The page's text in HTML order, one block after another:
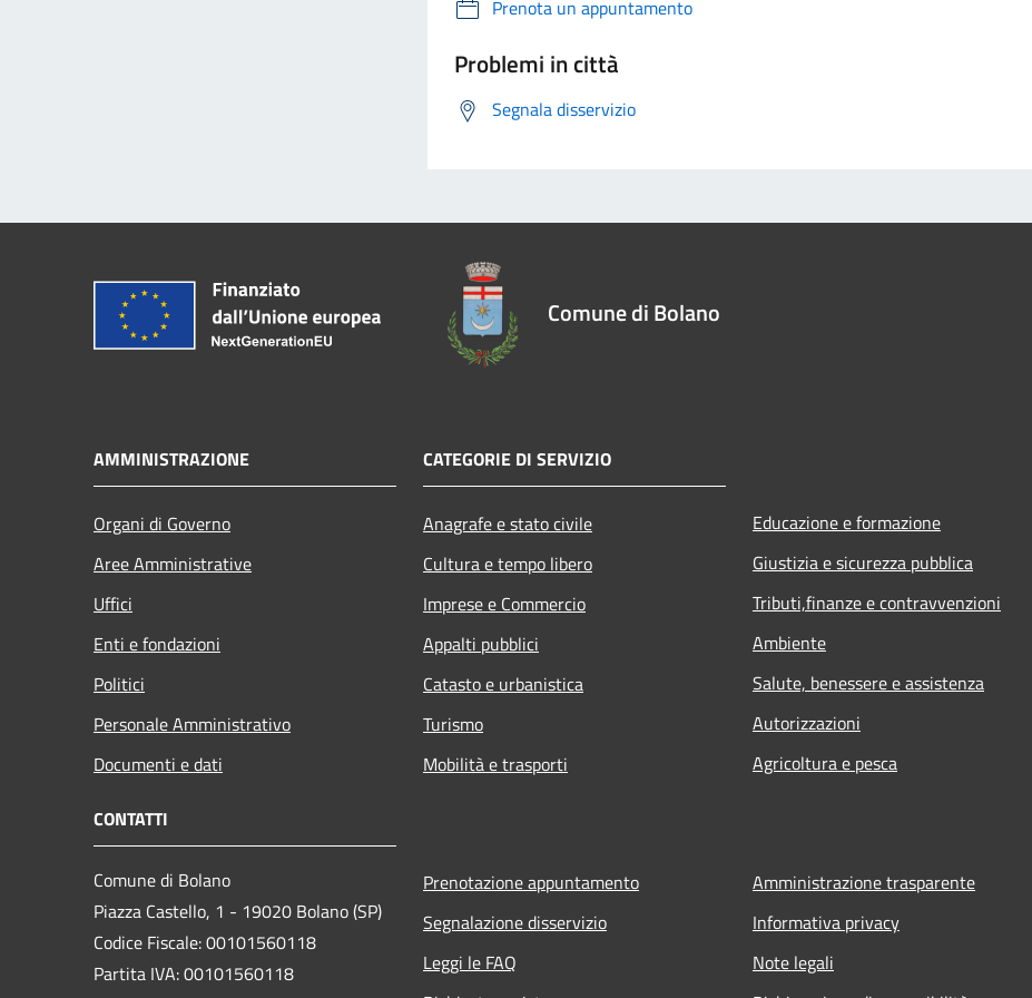
Prenota un appuntamento
Problemi in città
Segnala disservizio
Comune di Bolano
AMMINISTRAZIONE
Organi di Governo
Aree Amministrative
Uffici
Enti e fondazioni
Politici
Personale Amministrativo
Documenti e dati
CATEGORIE DI SERVIZIO
Anagrafe e stato civile
Cultura e tempo libero
Imprese e Commercio
Appalti pubblici
Catasto e urbanistica
Turismo
Mobilità e trasporti
Educazione e formazione
Giustizia e sicurezza pubblica
Tributi,finanze e contravvenzioni
Ambiente
Salute, benessere e assistenza
Autorizzazioni
Agricoltura e pesca
CONTATTI
Comune di Bolano
Piazza Castello, 1 - 19020 Bolano (SP)
Codice Fiscale: 00101560118
Partita IVA: 00101560118
Prenotazione appuntamento
Segnalazione disservizio
Leggi le FAQ
Amministrazione trasparente
Informativa privacy
Note legali